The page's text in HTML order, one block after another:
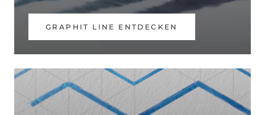
GRAPHIT LINE ENTDECKEN